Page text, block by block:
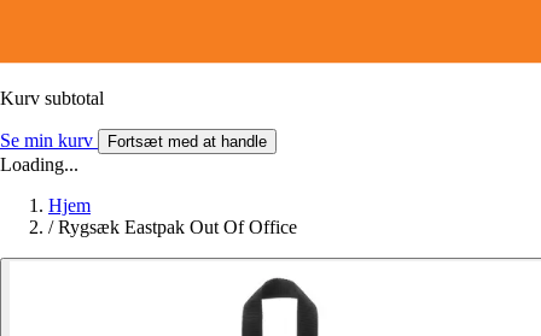
Kurv subtotal
Se min kurv Fortsæt med at handle
Loading...
Hjem
/ Rygsæk Eastpak Out Of Office